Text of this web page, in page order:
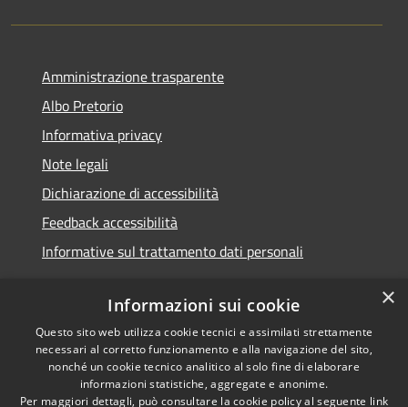
Amministrazione trasparente
Albo Pretorio
Informativa privacy
Note legali
Dichiarazione di accessibilità
Feedback accessibilità
Informative sul trattamento dati personali
RSS
Accessibilità
Copyright © 2026 • Comune di
Pioltello • Powered by
Municipium•Accesso
×
Informazioni sui cookie
Questo sito web utilizza cookie tecnici e assimilati strettamente
necessari al corretto funzionamento e alla navigazione del sito,
nonché un cookie tecnico analitico al solo fine di elaborare
informazioni statistiche, aggregate e anonime.
Per maggiori dettagli, può consultare la cookie policy al seguente link